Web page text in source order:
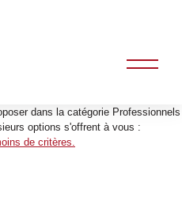
dans la catégorie Professionnels
options s'offrent à vous :
de critères.